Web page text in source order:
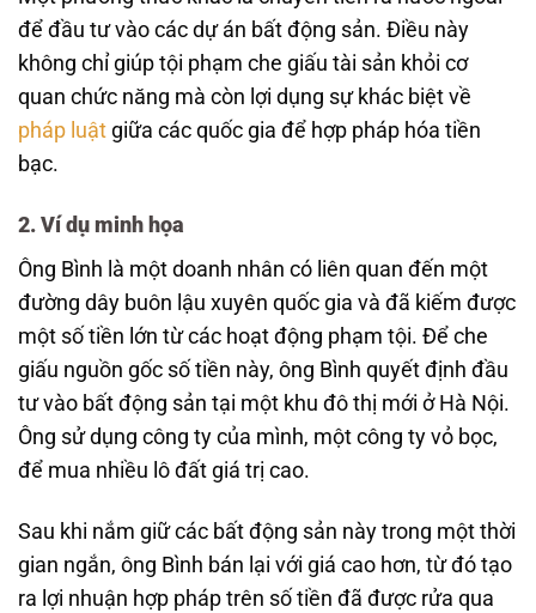
để đầu tư vào các dự án bất động sản. Điều này
không chỉ giúp tội phạm che giấu tài sản khỏi cơ
quan chức năng mà còn lợi dụng sự khác biệt về
pháp luật giữa các quốc gia để hợp pháp hóa tiền
bạc.
2. Ví dụ minh họa
Ông Bình là một doanh nhân có liên quan đến một
đường dây buôn lậu xuyên quốc gia và đã kiếm được
một số tiền lớn từ các hoạt động phạm tội. Để che
giấu nguồn gốc số tiền này, ông Bình quyết định đầu
tư vào bất động sản tại một khu đô thị mới ở Hà Nội.
Ông sử dụng công ty của mình, một công ty vỏ bọc,
để mua nhiều lô đất giá trị cao.
Sau khi nắm giữ các bất động sản này trong một thời
gian ngắn, ông Bình bán lại với giá cao hơn, từ đó tạo
ra lợi nhuận hợp pháp trên số tiền đã được rửa qua